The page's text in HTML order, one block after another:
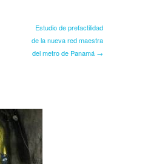
Estudio de prefactilidad
de la nueva red maestra
del metro de Panamá →